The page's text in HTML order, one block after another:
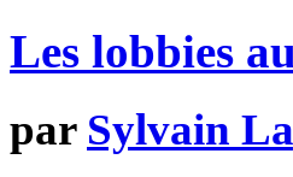
Les lobbies
par Sylvain